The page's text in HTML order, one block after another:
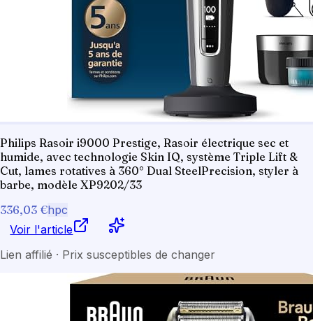
Philips Rasoir i9000 Prestige, Rasoir électrique sec et
humide, avec technologie Skin IQ, système Triple Lift &
Cut, lames rotatives à 360° Dual SteelPrecision, styler à
barbe, modèle XP9202/33
336,03 €hpc
Voir l'article
Lien affilié · Prix susceptibles de changer